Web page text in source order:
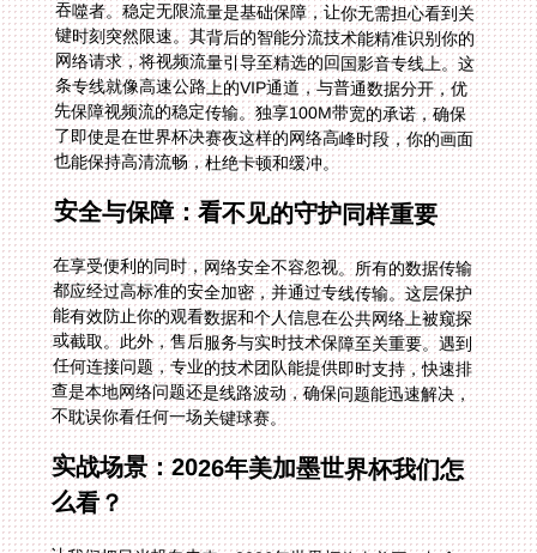
也能保持高清流畅，杜绝卡顿和缓冲。
安全与保障：看不见的守护同样重要
在享受便利的同时，网络安全不容忽视。所有的数据传输
都应经过高标准的安全加密，并通过专线传输。这层保护
能有效防止你的观看数据和个人信息在公共网络上被窥探
或截取。此外，售后服务与实时技术保障至关重要。遇到
任何连接问题，专业的技术团队能提供即时支持，快速排
查是本地网络问题还是线路波动，确保问题能迅速解决，
不耽误你看任何一场关键球赛。
实战场景：2026年美加墨世界杯我们怎
么看？